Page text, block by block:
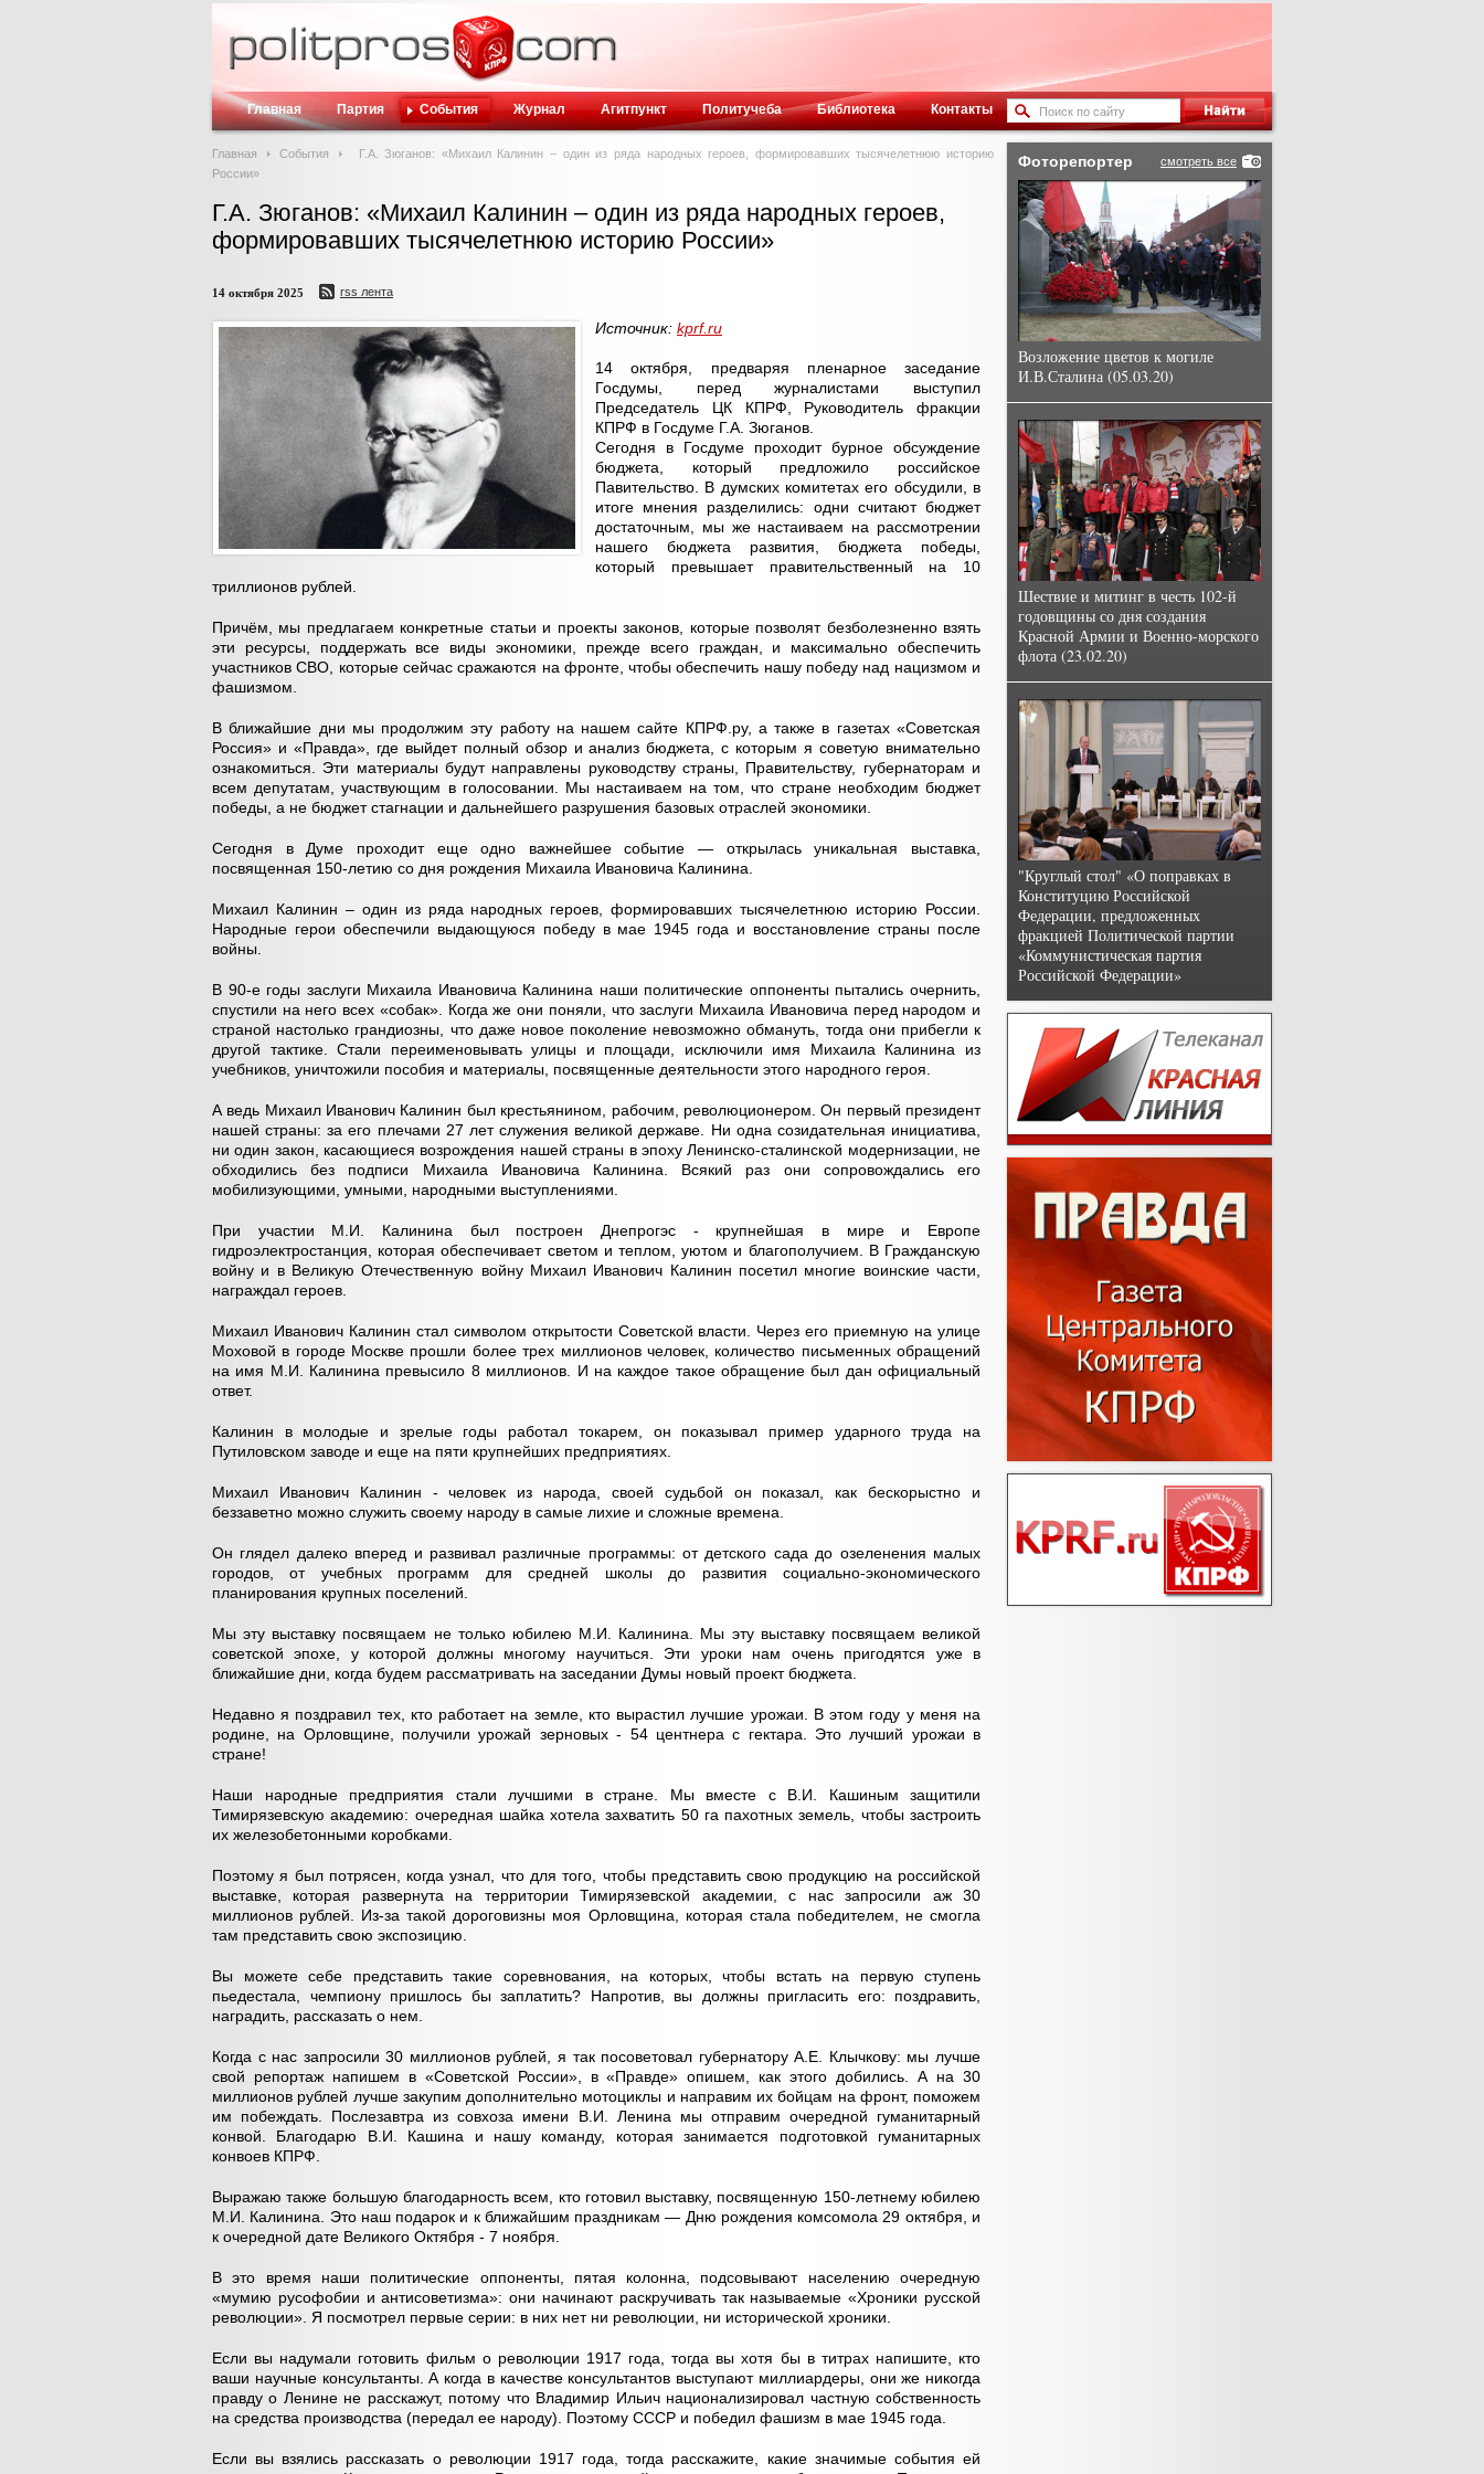
Главная Партия События Журнал Агитпункт Политучеба Библиотека Контакты
Главная События
Г.А. Зюганов: «Михаил Калинин – один из ряда народных героев, формировавших тысячелетнюю историю
России»
Г.А. Зюганов: «Михаил Калинин – один из ряда народных героев,
формировавших тысячелетнюю историю России»
14 октября 2025 rss лента
Источник: kprf.ru
14 октября, предваряя пленарное заседание
Госдумы, перед журналистами выступил
Председатель ЦК КПРФ, Руководитель фракции
КПРФ в Госдуме Г.А. Зюганов.
Сегодня в Госдуме проходит бурное обсуждение
бюджета, который предложило российское
Павительство. В думских комитетах его обсудили, в
итоге мнения разделились: одни считают бюджет
достаточным, мы же настаиваем на рассмотрении
нашего бюджета развития, бюджета победы,
который превышает правительственный на 10
триллионов рублей.
Причём, мы предлагаем конкретные статьи и проекты законов, которые позволят безболезненно взять
эти ресурсы, поддержать все виды экономики, прежде всего граждан, и максимально обеспечить
участников СВО, которые сейчас сражаются на фронте, чтобы обеспечить нашу победу над нацизмом и
фашизмом.
В ближайшие дни мы продолжим эту работу на нашем сайте КПРФ.ру, а также в газетах «Советская
Россия» и «Правда», где выйдет полный обзор и анализ бюджета, с которым я советую внимательно
ознакомиться. Эти материалы будут направлены руководству страны, Правительству, губернаторам и
всем депутатам, участвующим в голосовании. Мы настаиваем на том, что стране необходим бюджет
победы, а не бюджет стагнации и дальнейшего разрушения базовых отраслей экономики.
Сегодня в Думе проходит еще одно важнейшее событие — открылась уникальная выставка,
посвященная 150-летию со дня рождения Михаила Ивановича Калинина.
Михаил Калинин – один из ряда народных героев, формировавших тысячелетнюю историю России.
Народные герои обеспечили выдающуюся победу в мае 1945 года и восстановление страны после
войны.
В 90-е годы заслуги Михаила Ивановича Калинина наши политические оппоненты пытались очернить,
спустили на него всех «собак». Когда же они поняли, что заслуги Михаила Ивановича перед народом и
страной настолько грандиозны, что даже новое поколение невозможно обмануть, тогда они прибегли к
другой тактике. Стали переименовывать улицы и площади, исключили имя Михаила Калинина из
учебников, уничтожили пособия и материалы, посвященные деятельности этого народного героя.
А ведь Михаил Иванович Калинин был крестьянином, рабочим, революционером. Он первый президент
нашей страны: за его плечами 27 лет служения великой державе. Ни одна созидательная инициатива,
ни один закон, касающиеся возрождения нашей страны в эпоху Ленинско-сталинской модернизации, не
обходились без подписи Михаила Ивановича Калинина. Всякий раз они сопровождались его
мобилизующими, умными, народными выступлениями.
При участии М.И. Калинина был построен Днепрогэс - крупнейшая в мире и Европе
гидроэлектростанция, которая обеспечивает светом и теплом, уютом и благополучием. В Гражданскую
войну и в Великую Отечественную войну Михаил Иванович Калинин посетил многие воинские части,
награждал героев.
Михаил Иванович Калинин стал символом открытости Советской власти. Через его приемную на улице
Моховой в городе Москве прошли более трех миллионов человек, количество письменных обращений
на имя М.И. Калинина превысило 8 миллионов. И на каждое такое обращение был дан официальный
ответ.
Калинин в молодые и зрелые годы работал токарем, он показывал пример ударного труда на
Путиловском заводе и еще на пяти крупнейших предприятиях.
Михаил Иванович Калинин - человек из народа, своей судьбой он показал, как бескорыстно и
беззаветно можно служить своему народу в самые лихие и сложные времена.
Он глядел далеко вперед и развивал различные программы: от детского сада до озеленения малых
городов, от учебных программ для средней школы до развития социально-экономического
планирования крупных поселений.
Мы эту выставку посвящаем не только юбилею М.И. Калинина. Мы эту выставку посвящаем великой
советской эпохе, у которой должны многому научиться. Эти уроки нам очень пригодятся уже в
ближайшие дни, когда будем рассматривать на заседании Думы новый проект бюджета.
Недавно я поздравил тех, кто работает на земле, кто вырастил лучшие урожаи. В этом году у меня на
родине, на Орловщине, получили урожай зерновых - 54 центнера с гектара. Это лучший урожаи в
стране!
Наши народные предприятия стали лучшими в стране. Мы вместе с В.И. Кашиным защитили
Тимирязевскую академию: очередная шайка хотела захватить 50 га пахотных земель, чтобы застроить
их железобетонными коробками.
Поэтому я был потрясен, когда узнал, что для того, чтобы представить свою продукцию на российской
выставке, которая развернута на территории Тимирязевской академии, с нас запросили аж 30
миллионов рублей. Из-за такой дороговизны моя Орловщина, которая стала победителем, не смогла
там представить свою экспозицию.
Вы можете себе представить такие соревнования, на которых, чтобы встать на первую ступень
пьедестала, чемпиону пришлось бы заплатить? Напротив, вы должны пригласить его: поздравить,
наградить, рассказать о нем.
Когда с нас запросили 30 миллионов рублей, я так посоветовал губернатору А.Е. Клычкову: мы лучше
свой репортаж напишем в «Советской России», в «Правде» опишем, как этого добились. А на 30
миллионов рублей лучше закупим дополнительно мотоциклы и направим их бойцам на фронт, поможем
им побеждать. Послезавтра из совхоза имени В.И. Ленина мы отправим очередной гуманитарный
конвой. Благодарю В.И. Кашина и нашу команду, которая занимается подготовкой гуманитарных
конвоев КПРФ.
Выражаю также большую благодарность всем, кто готовил выставку, посвященную 150-летнему юбилею
М.И. Калинина. Это наш подарок и к ближайшим праздникам — Дню рождения комсомола 29 октября, и
к очередной дате Великого Октября - 7 ноября.
В это время наши политические оппоненты, пятая колонна, подсовывают населению очередную
«мумию русофобии и антисоветизма»: они начинают раскручивать так называемые «Хроники русской
революции». Я посмотрел первые серии: в них нет ни революции, ни исторической хроники.
Если вы надумали готовить фильм о революции 1917 года, тогда вы хотя бы в титрах напишите, кто
ваши научные консультанты. А когда в качестве консультантов выступают миллиардеры, они же никогда
правду о Ленине не расскажут, потому что Владимир Ильич национализировал частную собственность
на средства производства (передал ее народу). Поэтому СССР и победил фашизм в мае 1945 года.
Если вы взялись рассказать о революции 1917 года, тогда расскажите, какие значимые события ей
смотреть все
Фоторепортер
Возложение цветов к могиле
И.В.Сталина (05.03.20)
Шествие и митинг в честь 102-й
годовщины со дня создания
Красной Армии и Военно-морского
флота (23.02.20)
"Круглый стол" «О поправках в
Конституцию Российской
Федерации, предложенных
фракцией Политической партии
«Коммунистическая партия
Российской Федерации»